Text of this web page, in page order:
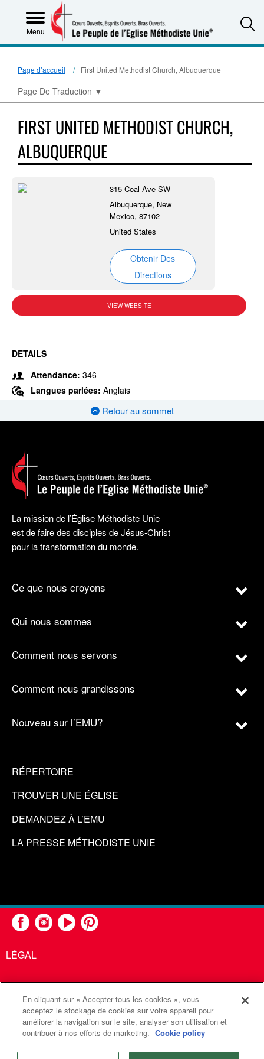
Menu
Page d’accueil First United Methodist Church, Albuquerque
Page De Traduction ▼
FIRST UNITED METHODIST CHURCH,
ALBUQUERQUE
315 Coal Ave SW
Albuquerque, New
Mexico, 87102
United States
Obtenir Des
Directions
VIEW WEBSITE
DETAILS
Attendance: 346
Langues parlées: Anglais
Retour au sommet
La mission de l’Église Méthodiste Unie
est de faire des disciples de Jésus-Christ
pour la transformation du monde.
Ce que nous croyons
Qui nous sommes
Comment nous servons
Comment nous grandissons
Nouveau sur l’EMU?
RÉPERTOIRE
TROUVER UNE ÉGLISE
DEMANDEZ À L’EMU
LA PRESSE MÉTHODISTE UNIE
LÉGAL
United Methodist Communications est une agence de l'Église
Méthodiste Unie
Communications Méthodistes Unies. Tous droits
réservés
En cliquant sur « Accepter tous les cookies », vous
acceptez le stockage de cookies sur votre appareil pour
améliorer la navigation sur le site, analyser son utilisation et
contribuer à nos efforts de marketing. Cookie policy